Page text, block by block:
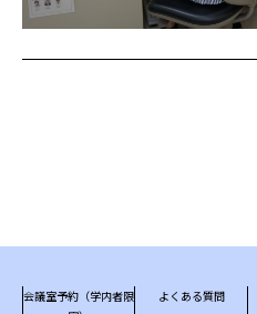
会議室予約（学内者限
よくある質問